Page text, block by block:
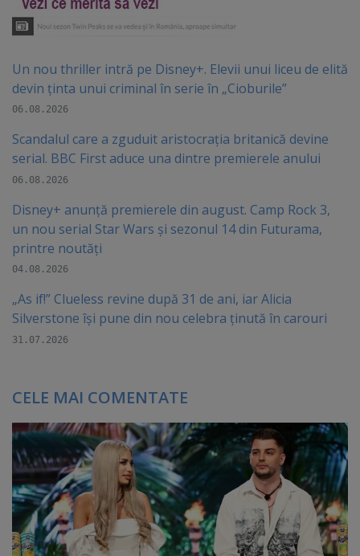
Un nou thriller intră pe Disney+. Elevii unui liceu de elită
devin ținta unui criminal în serie în „Cioburile”
06.08.2026
Scandalul care a zguduit aristocrația britanică devine
serial. BBC First aduce una dintre premierele anului
06.08.2026
Disney+ anunță premierele din august. Camp Rock 3,
un nou serial Star Wars și sezonul 14 din Futurama,
printre noutăți
04.08.2026
„As if!” Clueless revine după 31 de ani, iar Alicia
Silverstone își pune din nou celebra ținută în carouri
31.07.2026
CELE MAI COMENTATE